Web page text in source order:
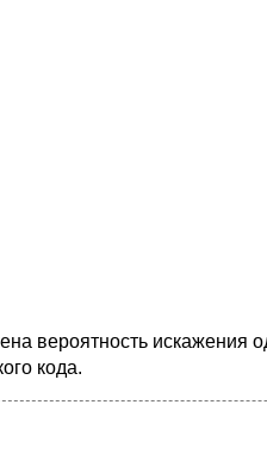
вероятность искажения
кода.